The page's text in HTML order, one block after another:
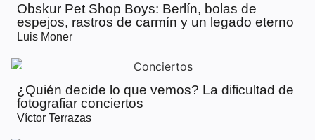
Obskur Pet Shop Boys: Berlín, bolas de
espejos, rastros de carmín y un legado eterno
Luis Moner
¿Quién decide lo que vemos? La dificultad de
fotografiar conciertos
Víctor Terrazas